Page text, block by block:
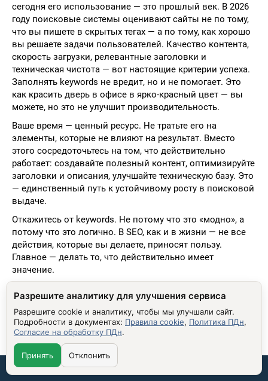
сегодня его использование — это прошлый век. В 2026
году поисковые системы оценивают сайты не по тому,
что вы пишете в скрытых тегах — а по тому, как хорошо
вы решаете задачи пользователей. Качество контента,
скорость загрузки, релевантные заголовки и
техническая чистота — вот настоящие критерии успеха.
Заполнять keywords не вредит, но и не помогает. Это
как красить дверь в офисе в ярко-красный цвет — вы
можете, но это не улучшит производительность.
Ваше время — ценный ресурс. Не тратьте его на
элементы, которые не влияют на результат. Вместо
этого сосредоточьтесь на том, что действительно
работает: создавайте полезный контент, оптимизируйте
заголовки и описания, улучшайте техническую базу. Это
— единственный путь к устойчивому росту в поисковой
выдаче.
Откажитесь от keywords. Не потому что это «модно», а
потому что это логично. В SEO, как и в жизни — не все
действия, которые вы делаете, приносят пользу.
Главное — делать то, что действительно имеет
значение.
ПОХОЖИЕ МАТЕРИАЛЫ
История метатега keywords: от волшебной таблетки
Связаться со мной:
Разрешите аналитику для улучшения сервиса
Разрешите cookie и аналитику, чтобы мы улучшали сайт.
Подробности в документах: Правила cookie, Политика ПДн,
Согласие на обработку ПДн.
Принять Отклонить